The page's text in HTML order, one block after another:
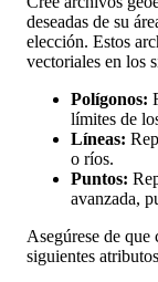
deseadas de su á
elección. Estos
vectoriales en los
Polígonos:
límites de
Líneas:
o ríos.
Puntos:
avanzada,
Asegúrese de que
siguientes atributos